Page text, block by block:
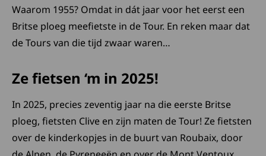
Waarom 1955? Omdat in dát jaar voor het eerst een
Britse ploeg meefietste in de Tour. En reken maar dat
de Tours van die tijd zwaar waren…
Ze fietsen ‘m in 2025!
In 2025, precies zeventig jaar na die eerste Britse
ploeg, fietsten Clive en zijn maten de Tour! Ze fietsten
over de kinderkopjes in de buurt van Roubaix, door